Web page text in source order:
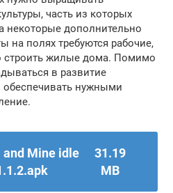
часть из которых
некоторые дополнительно
на полях требуются рабочие,
строить жилые дома. Помимо
в развитие
нужными
Mine idle
31.19
MB